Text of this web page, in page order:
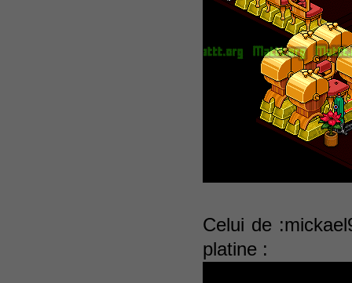
Celui de
platine :